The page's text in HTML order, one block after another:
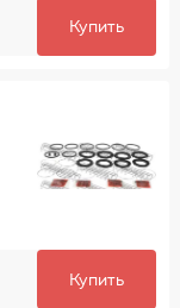
Купить
Купить